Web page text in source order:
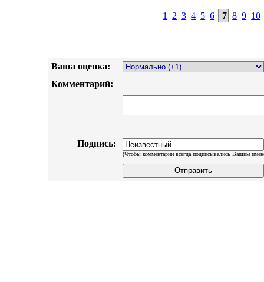
1 2 3 4 5 6 7 8 9 10
Ваша оценка:
Комментарий:
Подпись:
(Чтобы комментарии всегда подписывались Вашим